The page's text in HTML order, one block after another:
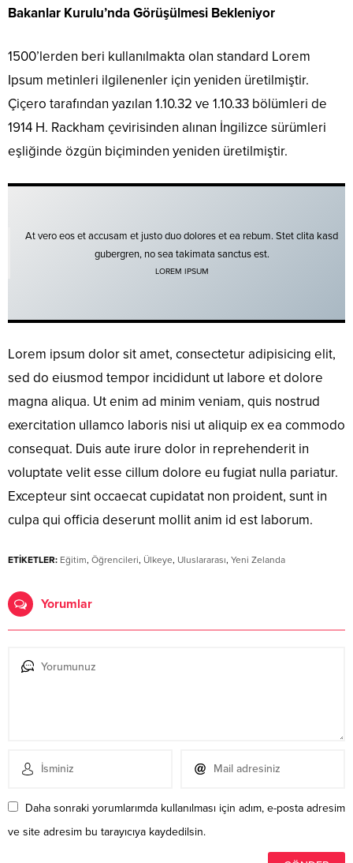
Bakanlar Kurulu’nda Görüşülmesi Bekleniyor
1500’lerden beri kullanılmakta olan standard Lorem
Ipsum metinleri ilgilenenler için yeniden üretilmiştir.
Çiçero tarafından yazılan 1.10.32 ve 1.10.33 bölümleri de
1914 H. Rackham çevirisinden alınan İngilizce sürümleri
eşliğinde özgün biçiminden yeniden üretilmiştir.
At vero eos et accusam et justo duo dolores et ea rebum. Stet clita kasd
gubergren, no sea takimata sanctus est.
LOREM IPSUM
Lorem ipsum dolor sit amet, consectetur adipisicing elit,
sed do eiusmod tempor incididunt ut labore et dolore
magna aliqua. Ut enim ad minim veniam, quis nostrud
exercitation ullamco laboris nisi ut aliquip ex ea commodo
consequat. Duis aute irure dolor in reprehenderit in
voluptate velit esse cillum dolore eu fugiat nulla pariatur.
Excepteur sint occaecat cupidatat non proident, sunt in
culpa qui officia deserunt mollit anim id est laborum.
ETİKETLER: Eğitim, Öğrencileri, Ülkeye, Uluslararası, Yeni Zelanda
Yorumlar
Daha sonraki yorumlarımda kullanılması için adım, e-posta adresim
ve site adresim bu tarayıcıya kaydedilsin.